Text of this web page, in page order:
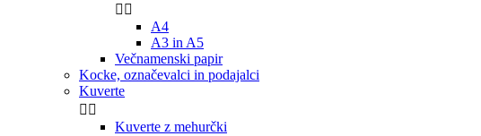
 
A4
A3 in A5
Večnamenski papir
Kocke, označevalci in podajalci
Kuverte
 
Kuverte z mehurčki